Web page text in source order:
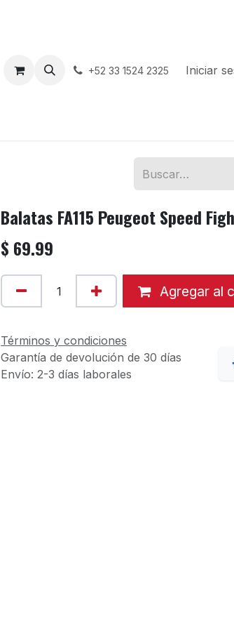
Contáctenos+52 33 1524 2325 Iniciar
Balatas FA115 Peugeot Speed
$ 69.99
Agregar al
Términos y condiciones
Garantía de devolución de 30 días
Envío: 2-3 días laborales